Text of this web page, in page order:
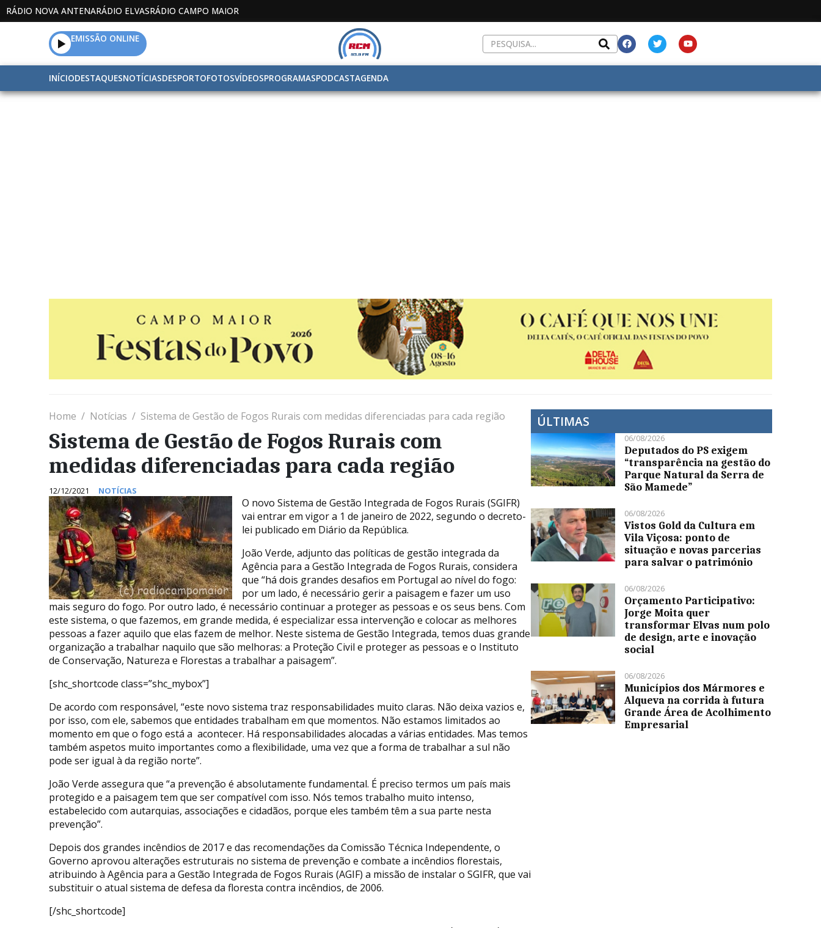
RÁDIO NOVA ANTENARÁDIO ELVASRÁDIO CAMPO MAIOR
EMISSÃO ONLINE
INÍCIODESTAQUESNOTÍCIASDESPORTOFOTOSVÍDEOSPROGRAMASPODCASTAGENDA
Home Notícias Sistema de Gestão de Fogos Rurais com medidas diferenciadas para cada região
Sistema de Gestão de Fogos Rurais com
medidas diferenciadas para cada região
12/12/2021 NOTÍCIAS
O novo Sistema de Gestão Integrada de Fogos Rurais (SGIFR)
vai entrar em vigor a 1 de janeiro de 2022, segundo o decreto-
lei publicado em Diário da República.
João Verde, adjunto das políticas de gestão integrada da
Agência para a Gestão Integrada de Fogos Rurais, considera
que “há dois grandes desafios em Portugal ao nível do fogo:
por um lado, é necessário gerir a paisagem e fazer um uso
mais seguro do fogo. Por outro lado, é necessário continuar a proteger as pessoas e os seus bens. Com
este sistema, o que fazemos, em grande medida, é especializar essa intervenção e colocar as melhores
pessoas a fazer aquilo que elas fazem de melhor. Neste sistema de Gestão Integrada, temos duas grande
organização a trabalhar naquilo que são melhoras: a Proteção Civil e proteger as pessoas e o Instituto
de Conservação, Natureza e Florestas a trabalhar a paisagem”.
[shc_shortcode class=”shc_mybox”]
De acordo com responsável, “este novo sistema traz responsabilidades muito claras. Não deixa vazios e,
por isso, com ele, sabemos que entidades trabalham em que momentos. Não estamos limitados ao
momento em que o fogo está a acontecer. Há responsabilidades alocadas a várias entidades. Mas temos
também aspetos muito importantes como a flexibilidade, uma vez que a forma de trabalhar a sul não
pode ser igual à da região norte”.
João Verde assegura que “a prevenção é absolutamente fundamental. É preciso termos um país mais
protegido e a paisagem tem que ser compatível com isso. Nós temos trabalho muito intenso,
estabelecido com autarquias, associações e cidadãos, porque eles também têm a sua parte nesta
prevenção”.
Depois dos grandes incêndios de 2017 e das recomendações da Comissão Técnica Independente, o
Governo aprovou alterações estruturais no sistema de prevenção e combate a incêndios florestais,
atribuindo à Agência para a Gestão Integrada de Fogos Rurais (AGIF) a missão de instalar o SGIFR, que vai
substituir o atual sistema de defesa da floresta contra incêndios, de 2006.
[/shc_shortcode]
ÚLTIMAS
06/08/2026
Deputados do PS exigem
“transparência na gestão do
Parque Natural da Serra de
São Mamede”
06/08/2026
Vistos Gold da Cultura em
Vila Viçosa: ponto de
situação e novas parcerias
para salvar o património
06/08/2026
Orçamento Participativo:
Jorge Moita quer
transformar Elvas num polo
de design, arte e inovação
social
06/08/2026
Municípios dos Mármores e
Alqueva na corrida à futura
Grande Área de Acolhimento
Empresarial